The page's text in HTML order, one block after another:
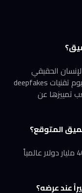
الحقيقي
والاصطناعي، وهو السؤال الذي تفرضه اليوم تقنيات deepfakes
تمييزها عن
المتوقع؟
تشير التقديرات إلى أن السوق سيصل إلى 40 مليار دولار عالمياً